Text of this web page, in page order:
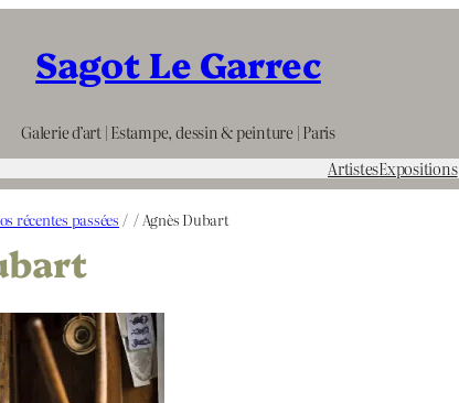
Sagot Le Garrec
Galerie d’art | Estampe, dessin & peinture | Paris
ArtistesExpositions
récentes passées / / Agnès Dubart